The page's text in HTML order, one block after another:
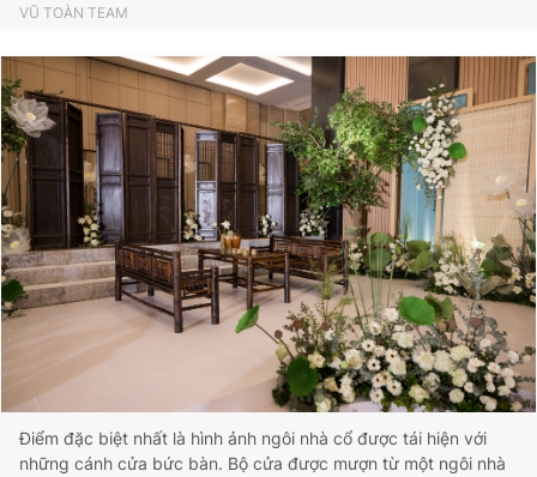
VŨ TOÀN TEAM
Điểm đặc biệt nhất là hình ảnh ngôi nhà cổ được tái hiện với
những cánh cửa bức bàn. Bộ cửa được mượn từ một ngôi nhà